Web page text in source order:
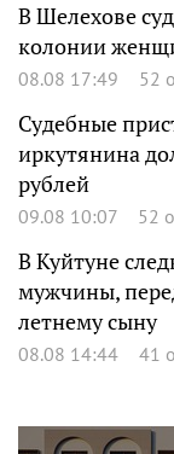
В Шелехове
колонии
08.08 17:49 52
Судебные
иркутянина
рублей
09.08 10:07 52
В Куйтуне
мужчины,
летнему сыну
08.08 14:44 41